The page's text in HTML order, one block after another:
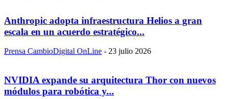
Anthropic adopta infraestructura Helios a gran
escala en un acuerdo estratégico...
Prensa CambioDigital OnLine - 23 julio 2026
NVIDIA expande su arquitectura Thor con nuevos
módulos para robótica y...